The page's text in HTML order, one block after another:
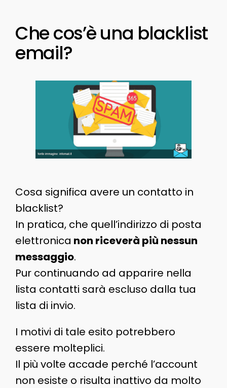
Che cos’è una blacklist
email?
Cosa significa avere un contatto in
blacklist?
In pratica, che quell’indirizzo di posta
elettronica non riceverà più nessun
messaggio.
Pur continuando ad apparire nella
lista contatti sarà escluso dalla tua
lista di invio.
I motivi di tale esito potrebbero
essere molteplici.
Il più volte accade perché l’account
non esiste o risulta inattivo da molto